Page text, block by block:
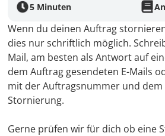
Wenn du deinen Auftrag
dies nur schriftlich möglich.
Mail, am besten als Antwort auf
dem Auftrag gesendeten E-Mails
mit der Auftragsnummer und dem
Stornierung.
Gerne prüfen wir für dich ob eine
5 Minuten